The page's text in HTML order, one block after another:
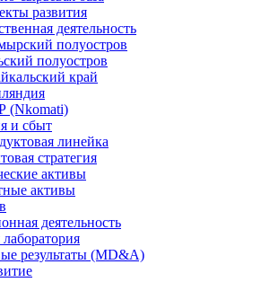
развития
деятельность
полуостров
полуостров
край
(Nkomati)
и сбыт
линейка
стратегия
активы
активы
деятельность
результаты (MD&A)